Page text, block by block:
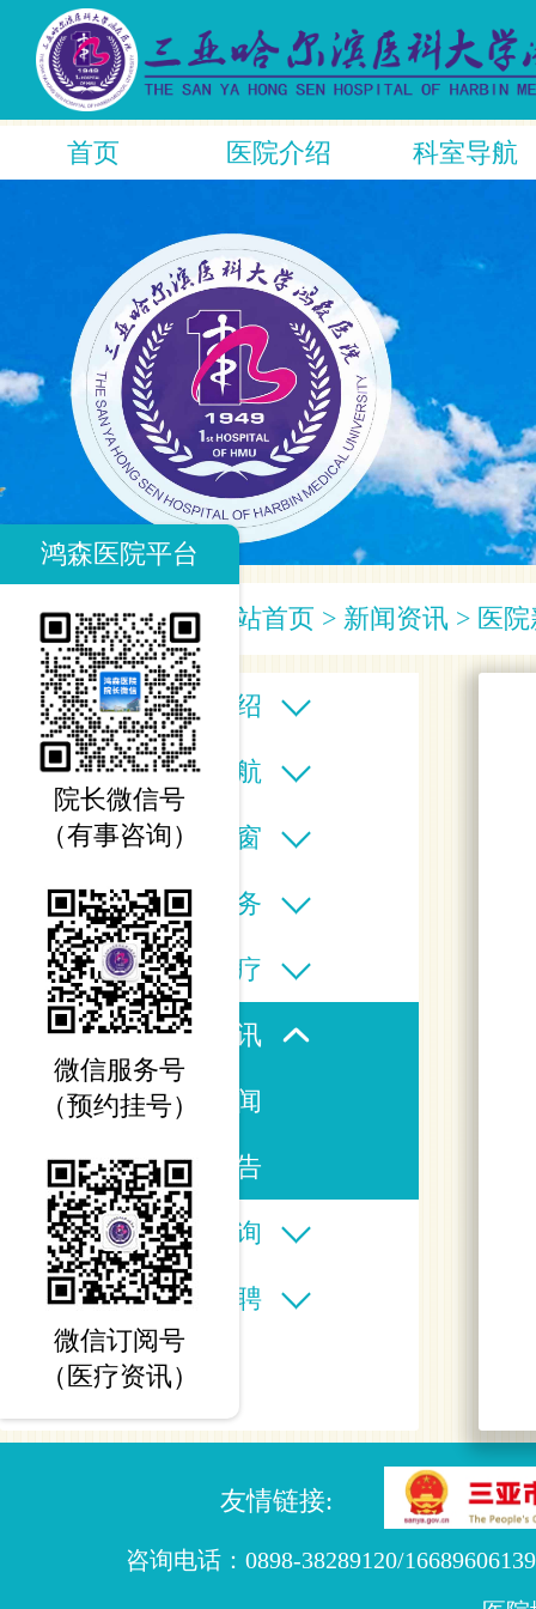
首页 医院介绍 科室导航
您当前的位置： 网站首页 > 新闻资讯 > 医
医院介绍
科室导航
专家之窗
医疗服务
特色诊疗
新闻资讯
医院新闻
信息公告
在线查询
人才招聘
友情链接:
咨询电话：0898-38289120/16689606139
鸿森医院平台
院长微信号
（有事咨询）
微信服务号
（预约挂号）
微信订阅号
（医疗资讯）